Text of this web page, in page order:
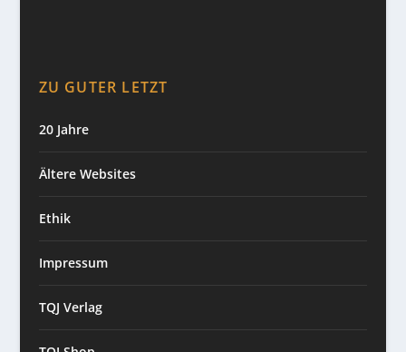
ZU GUTER LETZT
20 Jahre
Ältere Websites
Ethik
Impressum
TQJ Verlag